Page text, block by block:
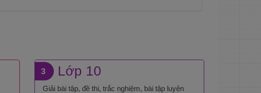
3 Lớp 10
Giải bài tập, đề thi, trắc nghiệm, bài tập luyện